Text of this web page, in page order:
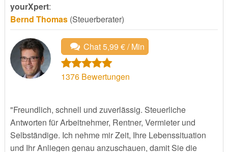
yourXpert:
Bernd Thomas(Steuerberater)
Chat 5,99 € / Min
1376Bewertungen
"Freundlich, schnell und zuverlässig. Steuerliche
Antworten für Arbeitnehmer, Rentner, Vermieter und
Selbständige. Ich nehme mir Zeit, Ihre Lebenssituation
und Ihr Anliegen genau anzuschauen, damit Sie die